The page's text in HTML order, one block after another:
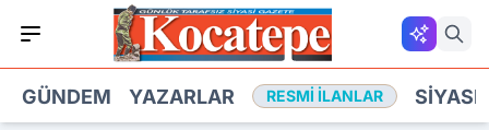
GÜNDEM YAZARLAR RESMI İLANLAR